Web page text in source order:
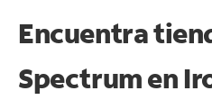
Encuentra
Spectrum en